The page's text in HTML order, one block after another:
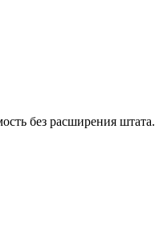
без расширения штата.